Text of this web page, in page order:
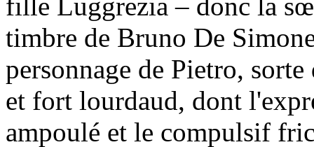
fille Luggrezia – donc la
timbre de Bruno De
personnage de Pietro,
et fort lourdaud, dont
ampoulé et le compulsif